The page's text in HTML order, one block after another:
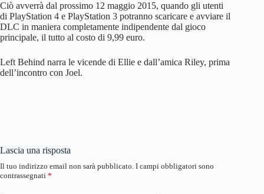
Ciò avverrà dal prossimo 12 maggio 2015, quando gli utenti
di PlayStation 4 e PlayStation 3 potranno scaricare e avviare il
DLC in maniera completamente indipendente dal gioco
principale, il tutto al costo di 9,99 euro.
Left Behind narra le vicende di Ellie e dall’amica Riley, prima
dell’incontro con Joel.
Lascia una risposta
Il tuo indirizzo email non sarà pubblicato. I campi obbligatori sono
contrassegnati *